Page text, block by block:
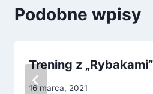
Podobne wpisy
Trening z „Rybakami”
16 marca, 2021